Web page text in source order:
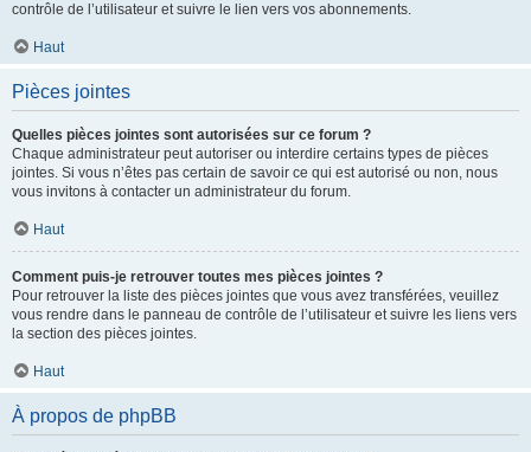
contrôle de l’utilisateur et suivre le lien vers vos abonnements.
Haut
Pièces jointes
Quelles pièces jointes sont autorisées sur ce forum ?
Chaque administrateur peut autoriser ou interdire certains types de pièces
jointes. Si vous n’êtes pas certain de savoir ce qui est autorisé ou non, nous
vous invitons à contacter un administrateur du forum.
Haut
Comment puis-je retrouver toutes mes pièces jointes ?
Pour retrouver la liste des pièces jointes que vous avez transférées, veuillez
vous rendre dans le panneau de contrôle de l’utilisateur et suivre les liens vers
la section des pièces jointes.
Haut
À propos de phpBB